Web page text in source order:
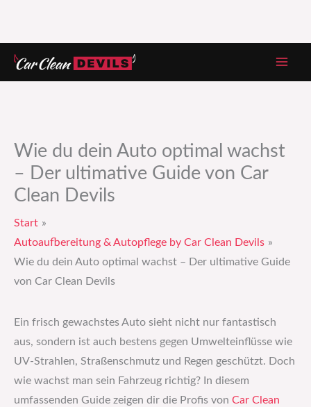
Zum
Inhalt
Wie du dein Auto optimal wachst
– Der ultimative Guide von Car
Clean Devils
Start
Autoaufbereitung & Autopflege by Car Clean Devils
Wie du dein Auto optimal wachst – Der ultimative Guide
von Car Clean Devils
Ein frisch gewachstes Auto sieht nicht nur fantastisch
aus, sondern ist auch bestens gegen Umwelteinflüsse wie
UV-Strahlen, Straßenschmutz und Regen geschützt. Doch
wie wachst man sein Fahrzeug richtig? In diesem
umfassenden Guide zeigen dir die Profis von Car Clean